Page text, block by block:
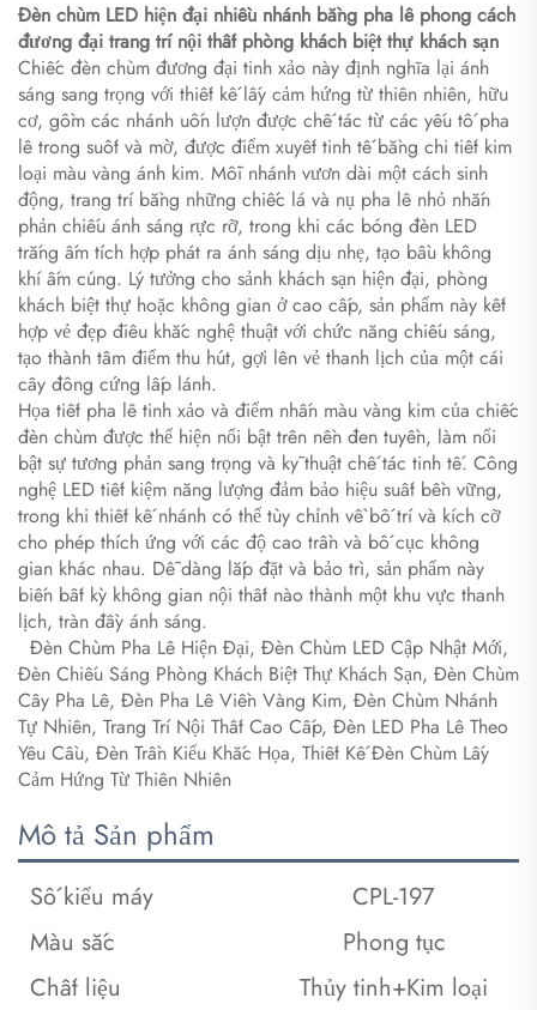
Đèn chùm LED hiện đại nhiều nhánh bằng pha lê phong cách
đương đại trang trí nội thất phòng khách biệt thự khách sạn
Chiếc đèn chùm đương đại tinh xảo này định nghĩa lại ánh
sáng sang trọng với thiết kế lấy cảm hứng từ thiên nhiên, hữu
cơ, gồm các nhánh uốn lượn được chế tác từ các yếu tố pha
lê trong suốt và mờ, được điểm xuyết tinh tế bằng chi tiết kim
loại màu vàng ánh kim. Mỗi nhánh vươn dài một cách sinh
động, trang trí bằng những chiếc lá và nụ pha lê nhỏ nhắn
phản chiếu ánh sáng rực rỡ, trong khi các bóng đèn LED
trắng ấm tích hợp phát ra ánh sáng dịu nhẹ, tạo bầu không
khí ấm cúng. Lý tưởng cho sảnh khách sạn hiện đại, phòng
khách biệt thự hoặc không gian ở cao cấp, sản phẩm này kết
hợp vẻ đẹp điêu khắc nghệ thuật với chức năng chiếu sáng,
tạo thành tâm điểm thu hút, gợi lên vẻ thanh lịch của một cái
cây đông cứng lấp lánh.
Họa tiết pha lê tinh xảo và điểm nhấn màu vàng kim của chiếc
đèn chùm được thể hiện nổi bật trên nền đen tuyền, làm nổi
bật sự tương phản sang trọng và kỹ thuật chế tác tinh tế. Công
nghệ LED tiết kiệm năng lượng đảm bảo hiệu suất bền vững,
trong khi thiết kế nhánh có thể tùy chỉnh về bố trí và kích cỡ
cho phép thích ứng với các độ cao trần và bố cục không
gian khác nhau. Dễ dàng lắp đặt và bảo trì, sản phẩm này
biến bất kỳ không gian nội thất nào thành một khu vực thanh
lịch, tràn đầy ánh sáng.
Đèn Chùm Pha Lê Hiện Đại, Đèn Chùm LED Cập Nhật Mới,
Đèn Chiếu Sáng Phòng Khách Biệt Thự Khách Sạn, Đèn Chùm
Cây Pha Lê, Đèn Pha Lê Viền Vàng Kim, Đèn Chùm Nhánh
Tự Nhiên, Trang Trí Nội Thất Cao Cấp, Đèn LED Pha Lê Theo
Yêu Cầu, Đèn Trần Kiểu Khắc Họa, Thiết Kế Đèn Chùm Lấy
Cảm Hứng Từ Thiên Nhiên
Mô tả Sản phẩm
Số kiểu máy
CPL-197
Màu sắc
Phong tục
Chất liệu
Thủy tinh+Kim loại